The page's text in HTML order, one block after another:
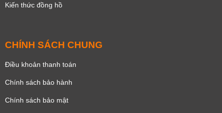
Kiến thức đồng hồ
CHÍNH SÁCH CHUNG
Điều khoản thanh toán
Chính sách bảo hành
Chính sách bảo mật